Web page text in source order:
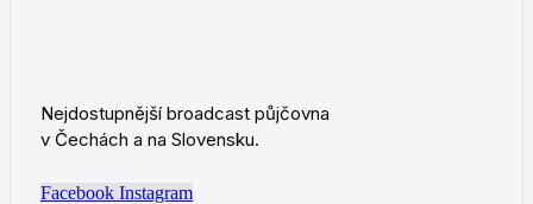
Nejdostupnější broadcast půjčovna
v Čechách a na Slovensku.
Facebook Instagram